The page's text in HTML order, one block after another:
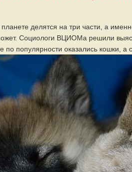
делятся на три части, а
Социологи ВЦИОМа решили
по популярности оказались кошки, а